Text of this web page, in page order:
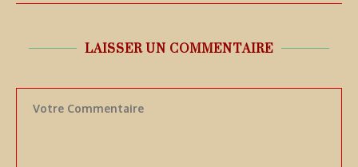
LAISSER UN COMMENTAIRE